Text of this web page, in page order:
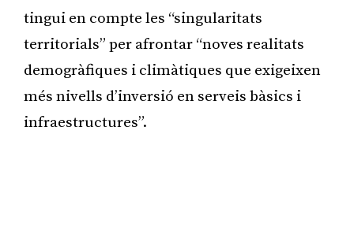
tingui en compte les “singularitats
territorials” per afrontar “noves realitats
demogràfiques i climàtiques que exigeixen
més nivells d’inversió en serveis bàsics i
infraestructures”.